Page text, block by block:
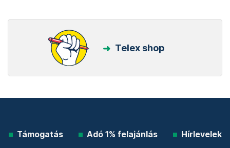
Telex shop
Támogatás Adó 1% felajánlás Hírlevelek